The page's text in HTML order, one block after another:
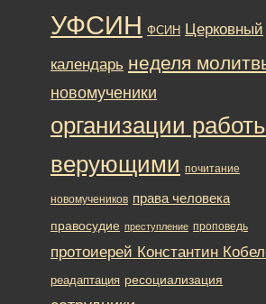
УФСИН ФСИН Церковный
календарь неделя
новомученики
организации
верующими почитание
новомучеников права человека
правосудие преступление проповедь
протоиерей Константин
реадаптация ресоциализация